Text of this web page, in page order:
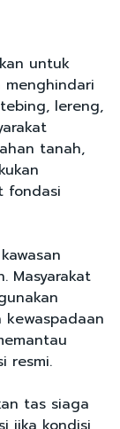
untuk
lereng,
tanah,
fondasi
Masyarakat
resmi.
tas siaga